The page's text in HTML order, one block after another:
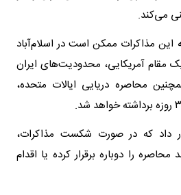
می‌کند.
این مذاکرات ممکن است در اسلام‌آباد
یک مقام آمریکایی، محدودیت‌های ایران
محاصره دریایی ایالات متحده،
داد که در صورت شکست مذاکرات،
را دوباره برقرار کرده یا اقدام